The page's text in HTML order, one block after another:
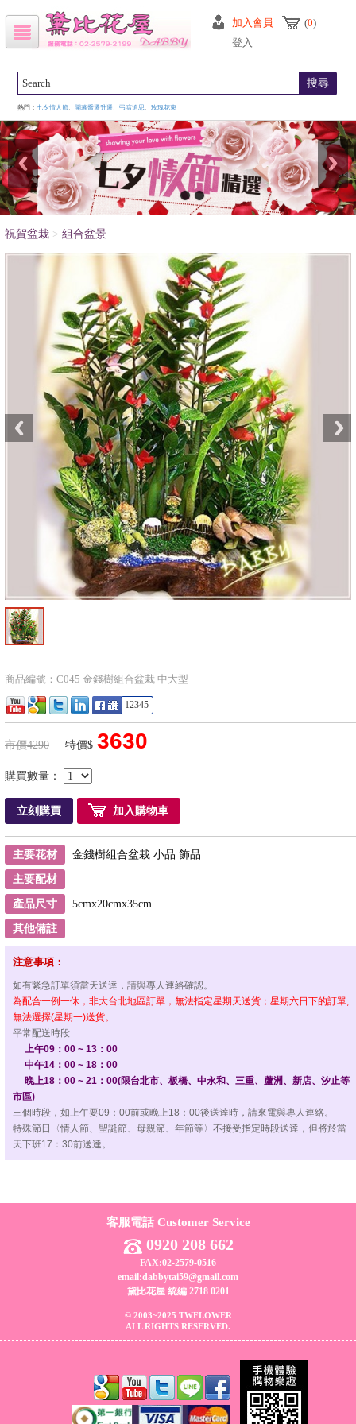
加入會員
登入
(0)
搜尋
熱門：七夕情人節、 開幕喬遷升遷 、弔唁追思、玫瑰花束
祝賀盆栽 > 組合盆景
商品編號：C045 金錢樹組合盆栽 中大型
12345
市價4290 特價$ 3630
購買數量：
立刻購買 加入購物車
主要花材 金錢樹組合盆栽 小品 飾品
主要配材
產品尺寸 5cmx20cmx35cm
其他備註
注意事項：
如有緊急訂單須當天送達，請與專人連絡確認。
為配合一例一休，非大台北地區訂單，無法指定星期天送貨；星期六日下的訂單,
無法選擇(星期一)送貨。
平常配送時段
上午09：00 ~ 13：00
中午14：00 ~ 18：00
晚上18：00 ~ 21：00(限台北市、板橋、中永和、三重、蘆洲、新店、汐止等
市區)
三個時段，如上午要09：00前或晚上18：00後送達時，請來電與專人連絡。
特殊節日〈情人節、聖誕節、母親節、年節等〉不接受指定時段送達，但將於當
天下班17：30前送達。
客服電話 Customer Service
0920 208 662
FAX:02-2579-0516
email:dabbytai59@gmail.com
黛比花屋 統編 2718 0201
© 2003~2025 TWFLOWER
ALL RIGHTS RESERVED.